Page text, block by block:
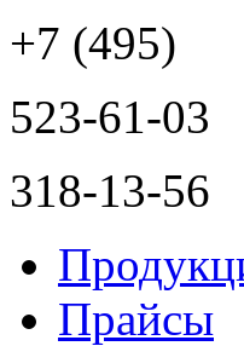
+7 (495)
523-61-03
318-13-56
Прайсы